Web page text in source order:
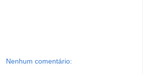
Nenhum comentário: